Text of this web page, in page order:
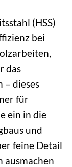
(HSS)
bei
das
– dieses
für
ein in die
und
feine Detail
ausmachen